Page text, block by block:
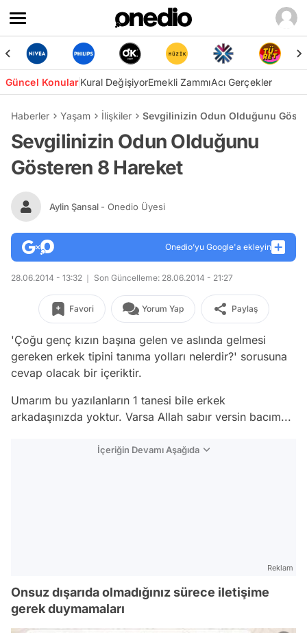
Güncel KonularKural DeğişiyorEmekli ZammıAcı Gerçekler
Haberler Yaşam İlişkiler Sevgilinizin Odun Olduğunu
Sevgilinizin Odun Olduğunu
Gösteren 8 Hareket
Aylin Şansal - Onedio Üyesi
Onedio’yu Google'a ekleyin
28.06.2014 - 13:32 Son Güncelleme: 28.06.2014 - 21:27
Favori Yorum Yap Paylaş
'Çoğu genç kızın başına gelen ve aslında gelmesi
gereken erkek tipini tanıma yolları nelerdir?' sorusuna
cevap olacak bir içeriktir.
Umarım bu yazılanların 1 tanesi bile erkek
arkadaşınızda yoktur. Varsa Allah sabır versin bacım...
İçeriğin Devamı Aşağıda
Reklam
Onsuz dışarıda olmadığınız sürece iletişime
gerek duymamaları